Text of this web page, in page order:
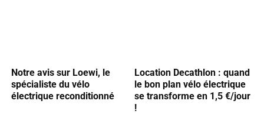
Notre avis sur Loewi, le
spécialiste du vélo
électrique reconditionné
Location Decathlon : quand
le bon plan vélo électrique
se transforme en 1,5 €/jour
!